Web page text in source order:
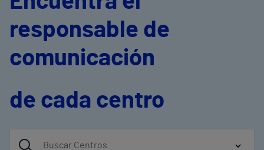
responsable de
comunicación
de cada centro